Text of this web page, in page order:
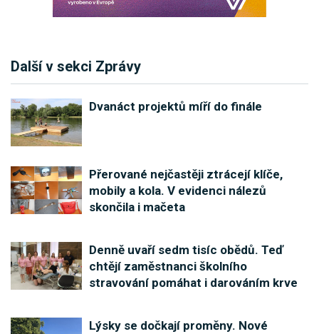
Další v sekci Zprávy
Dvanáct projektů míří do finále
Přerované nejčastěji ztrácejí klíče,
mobily a kola. V evidenci nálezů
skončila i mačeta
Denně uvaří sedm tisíc obědů. Teď
chtějí zaměstnanci školního
stravování pomáhat i darováním krve
Lýsky se dočkají proměny. Nové